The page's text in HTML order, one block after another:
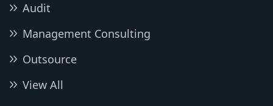
Audit
Management Consulting
Outsource
View All